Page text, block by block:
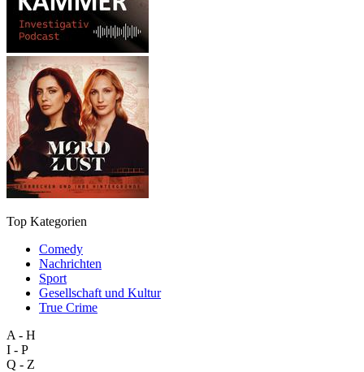
Top Kategorien
Comedy
Nachrichten
Sport
Gesellschaft und Kultur
True Crime
A - H
I - P
Q - Z